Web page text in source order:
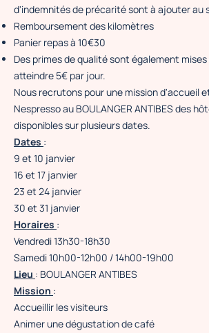
d'indemnités de précarité sont à ajouter au
Remboursement des kilomètres
Panier repas à 10€30
Des primes de qualité sont également
atteindre 5€ par jour.
Nous recrutons pour une mission d'accueil
Nespresso au BOULANGER ANTIBES des
disponibles sur plusieurs dates.
Dates :
9 et 10 janvier
16 et 17 janvier
23 et 24 janvier
30 et 31 janvier
Horaires :
Vendredi 13h30-18h30
Samedi 10h00-12h00 / 14h00-19h00
Lieu : BOULANGER ANTIBES
Mission :
Accueillir les visiteurs
Animer une dégustation de café